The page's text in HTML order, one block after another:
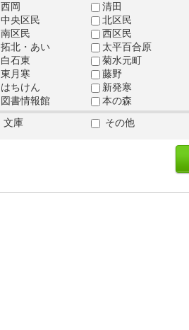
西岡
清田
中央区民
北区民
南区民
西区民
拓北・あい
太平百合原
白石東
菊水元町
東月寒
藤野
はちけん
新発寒
図書情報館
本の森
文庫 その他